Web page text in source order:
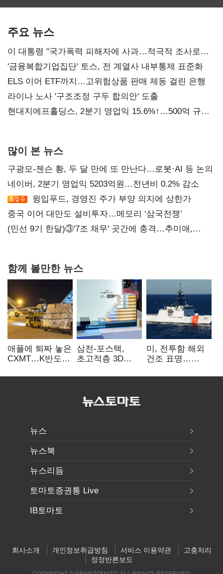
주요 뉴스
이 대통령 "국가폭력 피해자에 사과…적극적 조사로
진실 밝혀야"
'금융복합기업집단' 토스, 전 계열사 내부통제 표준화
ELS 이어 ETF까지…고위험상품 판매 제동 걸린 은행
라이나 노사 '구조조정 구두 합의안' 도출
현대지에프홀딩스, 2분기 영업익 15.6%↑…500억 규모
많이 본 뉴스
구광모-젠슨 황, 두 달 만에 또 만난다…로봇·AI 등 논의
네이버, 2분기 영업익 5203억원…전년비 0.2% 감소
윙입푸드, 경영진 주가 부양 의지에 상한가
중국 이어 대만도 설비투자…메모리 ‘삼국전쟁’
(민선 9기 한달)③'7조 채무' 곳간에 충격…추미애,
함께 볼만한 뉴스
애플에 퇴짜 놓은
CXMT…K반도체
삼전-포스텍,
초고적층 3D
성능·전력효율
미, 전투함 해외
건조 표명…
‘청신호’
뉴스
뉴스북
뉴스리듬
토마토증권통 Live
IB토마토
회사소개 개인정보취급방침 서비스 이용약관
고충처리
정정반론보도